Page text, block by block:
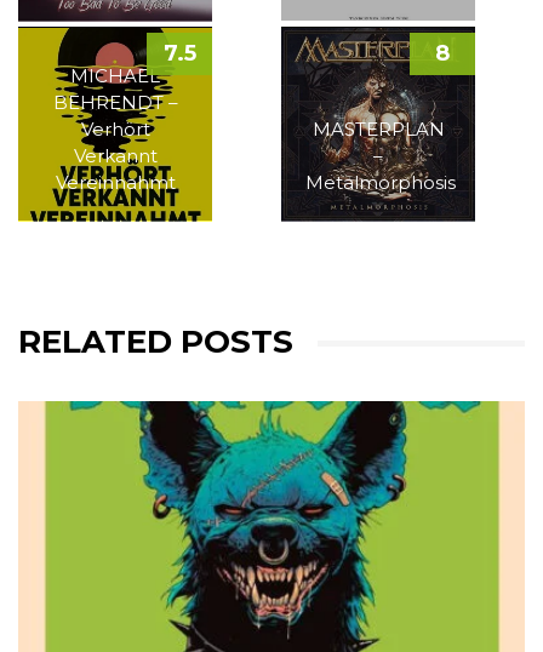
MICHAEL
BEHRENDT –
Verhört
Verkannt
Vereinnahmt
7.5
MASTERPLAN
–
Metalmorphosis
8
RELATED POSTS